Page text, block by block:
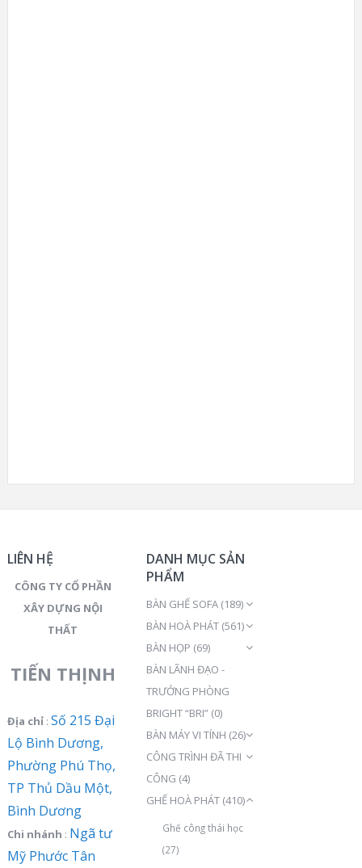
LIÊN HỆ
CÔNG TY CỔ PHẦN
XÂY DỰNG NỘI
THẤT
TIẾN THỊNH
Địa chỉ: Số 215 Đại
Lộ Bình Dương,
Phường Phú Thọ,
TP Thủ Dầu Một,
Bình Dương
Chi nhánh : Ngã tư
Mỹ Phước Tân
DANH MỤC SẢN
PHẨM
BÀN GHẾ SOFA (189)
BÀN HOÀ PHÁT (561)
BÀN HỌP (69)
BÀN LÃNH ĐẠO -
TRƯỞNG PHÒNG
BRIGHT “BRI” (0)
BÀN MÁY VI TÍNH (26)
CÔNG TRÌNH ĐÃ THI
CÔNG (4)
GHẾ HOÀ PHÁT (410)
Ghế công thái học
(27)